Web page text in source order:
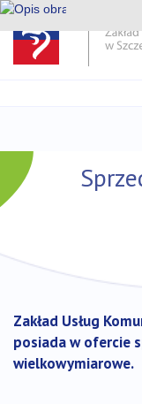
Pomiń
Przejdź
Zakład Usług
posiada w ofercie
wielkowymiarowe.